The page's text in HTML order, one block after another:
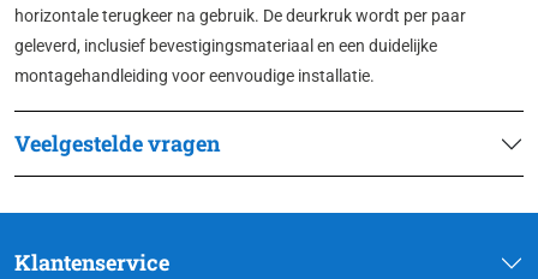
horizontale terugkeer na gebruik. De deurkruk wordt per paar
geleverd, inclusief bevestigingsmateriaal en een duidelijke
montagehandleiding voor eenvoudige installatie.
Veelgestelde vragen
Klantenservice